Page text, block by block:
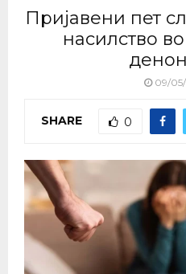
Пријавени пет
насилство
09/
SHARE 0